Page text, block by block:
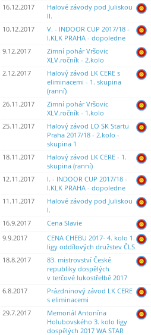
16.12.2017
Halové závody pod Juliskou
II.
10.12.2017
V. - INDOOR CUP 2017/18 -
I.KLK PRAHA - dopoledne
9.12.2017
Zimní pohár Vršovic
XLV.ročník - 2.kolo
2.12.2017
Halový závod LK CERE s
eliminacemi - 1. skupina
(ranní)
26.11.2017
Zimní pohár Vršovic
XLV.ročník - 1.kolo
25.11.2017
Halový závod LO SK Startu
Praha 2017/18 - 2.kolo -
skupina 1
18.11.2017
Halový závod LK CERE - 1.
skupina (ranní)
12.11.2017
I. - INDOOR CUP 2017/18 -
I.KLK PRAHA - dopoledne
11.11.2017
Halové závody pod Juliskou
I.
16.9.2017 Cena Slavie
9.9.2017
CENA CHEBU 2017- 4. kolo 1.
ligy oddílových družstev ČLS
18.8.2017
83. mistrovství České
republiky dospělých
v terčové lukostřelbě 2017
6.8.2017
Prázdninový závod LK CERE
s eliminacemi
29.7.2017
Memoriál Antonína
Holubovského 3. kolo ligy
dospělých 2017 WA STAR